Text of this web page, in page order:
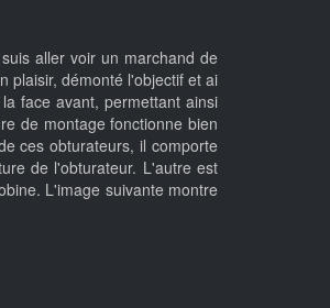
aller voir un marchand de
plaisir, démonté l'objectif et ai
face avant, permettant ainsi
de montage fonctionne bien
ces obturateurs, il comporte
de l'obturateur. L'autre est
L'image suivante montre